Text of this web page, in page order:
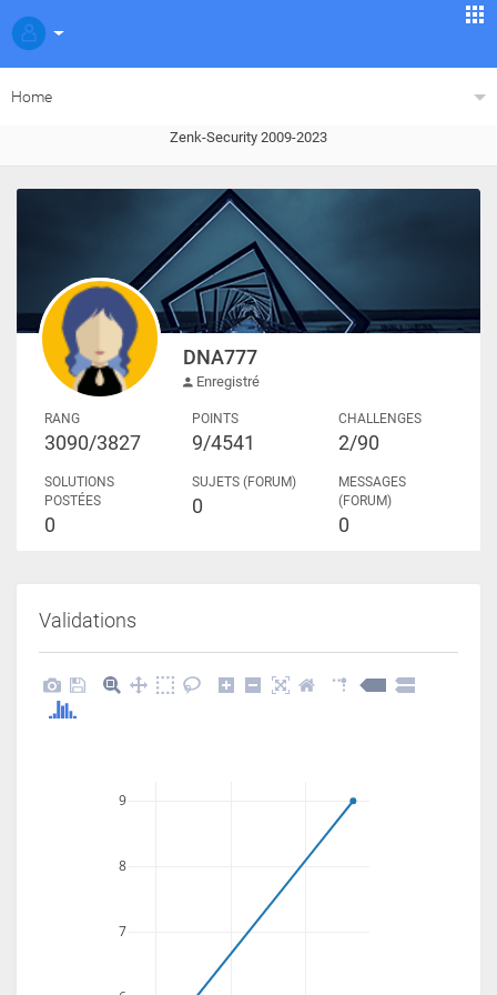
Home
Zenk-Security 2009-2023
DNA777
Enregistré
RANG
3090/3827
POINTS
9/4541
CHALLENGES
2/90
SOLUTIONS
POSTÉES
0
SUJETS (FORUM)
0
MESSAGES
(FORUM)
0
Validations
7
8
9